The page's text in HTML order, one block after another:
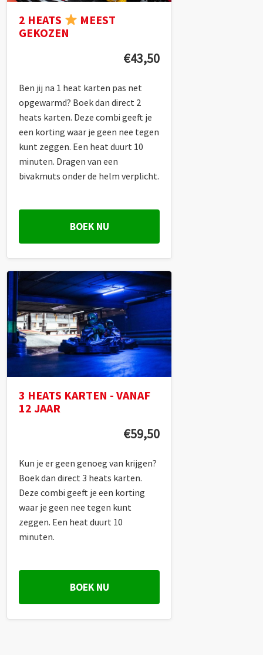
2 HEATS
MEEST
GEKOZEN
€43,50
Ben jij na 1 heat karten pas net
opgewarmd? Boek dan direct 2
heats karten. Deze combi geeft je
een korting waar je geen nee tegen
kunt zeggen. Een heat duurt 10
minuten. Dragen van een
bivakmuts onder de helm verplicht.
BOEK NU
3 HEATS KARTEN - VANAF
12 JAAR
€59,50
Kun je er geen genoeg van krijgen?
Boek dan direct 3 heats karten.
Deze combi geeft je een korting
waar je geen nee tegen kunt
zeggen. Een heat duurt 10
minuten.
BOEK NU